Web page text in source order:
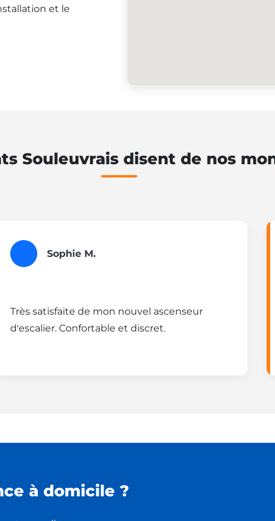
et le
Souleuvrais disent de nos
Sophie M.
Très satisfaite de mon nouvel ascenseur
d'escalier. Confortable et discret.
à domicile ?